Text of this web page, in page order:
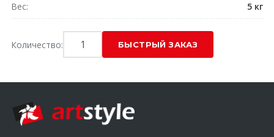
Вес 5 кг
Количество: